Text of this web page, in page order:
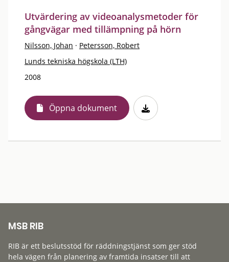
Utvärdering av videoanalysmetoder för
gångvägar med tillämpning på hörn
Nilsson, Johan · Petersson, Robert
Lunds tekniska högskola (LTH)
2008
Öppna dokument
MSB RIB
RIB är ett beslutsstöd för räddningstjänst som ger stöd
hela vägen från planering av framtida insatser till att